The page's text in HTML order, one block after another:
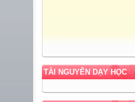
TÀI NGUYÊN DẠY HỌC